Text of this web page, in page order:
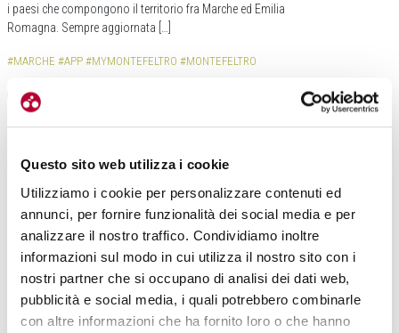
Questo sito web utilizza i cookie
Utilizziamo i cookie per personalizzare contenuti ed
annunci, per fornire funzionalità dei social media e per
analizzare il nostro traffico. Condividiamo inoltre
informazioni sul modo in cui utilizza il nostro sito con i
nostri partner che si occupano di analisi dei dati web,
pubblicità e social media, i quali potrebbero combinarle
con altre informazioni che ha fornito loro o che hanno
i paesi che compongono il territorio fra Marche ed Emilia
Romagna. Sempre aggiornata […]
#MARCHE #APP #MYMONTEFELTRO #MONTEFELTRO